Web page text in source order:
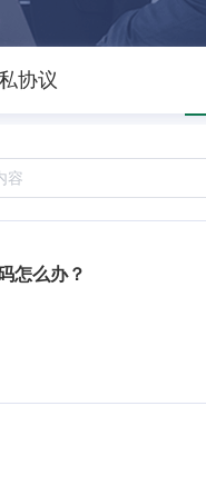
协议
怎么办？